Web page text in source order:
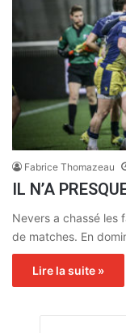
Fabrice Thomazeau
IL N’A
Nevers a chassé les
de matches. En
Lire la suite »